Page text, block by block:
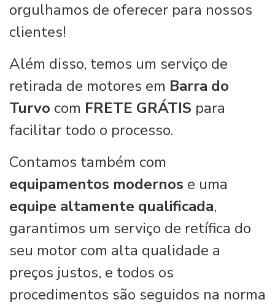
orgulhamos de oferecer para nossos
clientes!
Além disso, temos um serviço de
retirada de motores em Barra do
Turvo com FRETE GRÁTIS para
facilitar todo o processo.
Contamos também com
equipamentos modernos e uma
equipe altamente qualificada,
garantimos um serviço de retífica do
seu motor com alta qualidade a
preços justos, e todos os
procedimentos são seguidos na norma